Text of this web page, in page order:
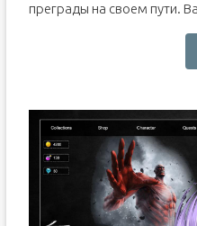
преграды на своем пути.